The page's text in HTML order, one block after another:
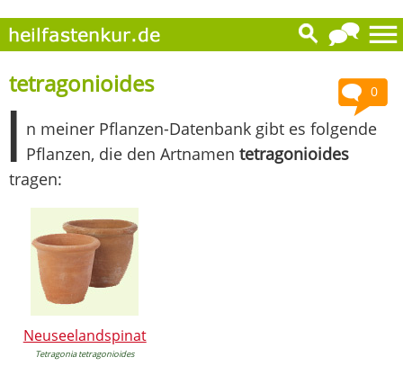
0
tetragonioides
I n meiner Pflanzen-Datenbank gibt es folgende
Pflanzen, die den Artnamen tetragonioides
tragen:
Neuseelandspinat
Tetragonia tetragonioides